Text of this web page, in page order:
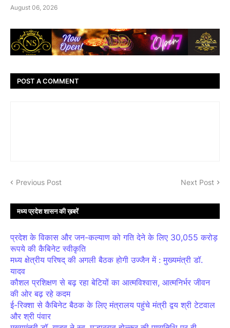
August 06, 2026
POST A COMMENT
Previous Post Next Post
मध्य प्रदेश शासन की ख़बरें
प्रदेश के विकास और जन-कल्याण को गति देने के लिए 30,055 करोड़
रूपये की कैबिनेट स्वीकृति
मध्य क्षेत्रीय परिषद् की अगली बैठक होगी उज्जैन में : मुख्यमंत्री डॉ.
यादव
कौशल प्रशिक्षण से बढ़ रहा बेटियों का आत्मविश्वास, आत्मनिर्भर जीवन
की ओर बढ़ रहे कदम
ई-रिक्शा से कैबिनेट बैठक के लिए मंत्रालय पहुंचे मंत्री द्वय श्री टेटवाल
और श्री पंवार